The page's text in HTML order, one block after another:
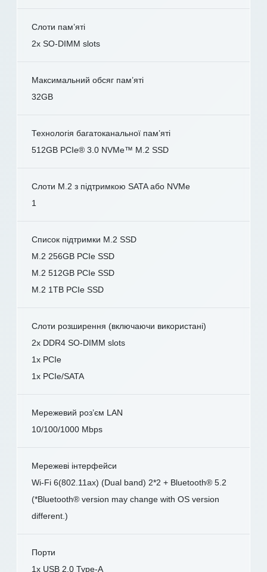
Слоти пам’яті
2x SO-DIMM slots
Максимальний обсяг пам’яті
32GB
Технологія багатоканальної пам’яті
512GB PCIe® 3.0 NVMe™ M.2 SSD
Слоти M.2 з підтримкою SATA або NVMe
1
Список підтримки M.2 SSD
M.2 256GB PCIe SSD
M.2 512GB PCIe SSD
M.2 1TB PCIe SSD
Слоти розширення (включаючи використані)
2x DDR4 SO-DIMM slots
1x PCIe
1x PCIe/SATA
Мережевий роз’єм LAN
10/100/1000 Mbps
Мережеві інтерфейси
Wi-Fi 6(802.11ax) (Dual band) 2*2 + Bluetooth® 5.2
(*Bluetooth® version may change with OS version
different.)
Порти
1x USB 2.0 Type-A